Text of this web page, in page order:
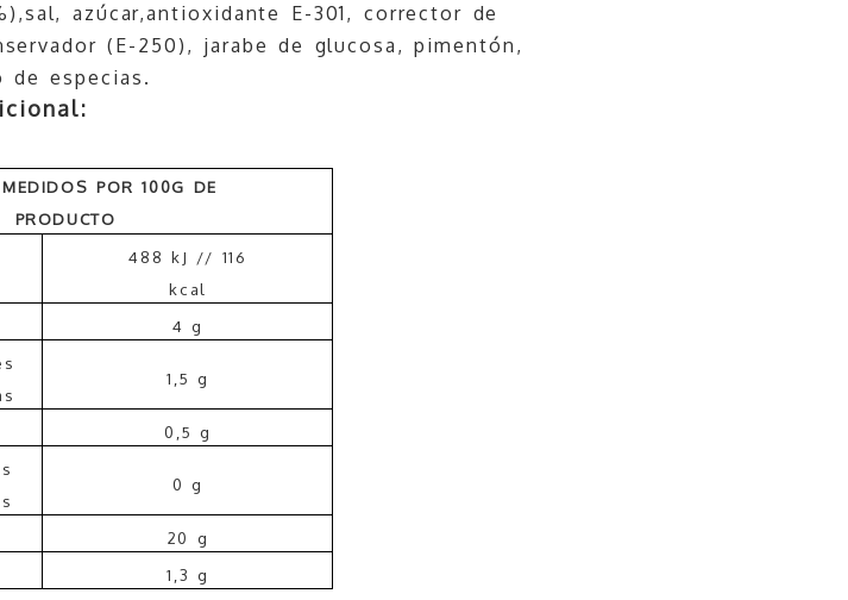
azúcar,antioxidante E-301, corrector de
(E-250), jarabe de glucosa, pimentón,
de especias.
POR 100G DE
PRODUCTO
488 kJ // 116
kcal
4 g
1,5 g
0,5 g
0 g
20 g
1,3 g